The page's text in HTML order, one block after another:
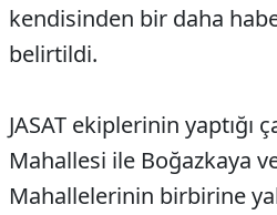
kendisinden bir daha
belirtildi.
JASAT ekiplerinin yaptığı
Mahallesi ile Boğazkaya
Mahallelerinin birbirine